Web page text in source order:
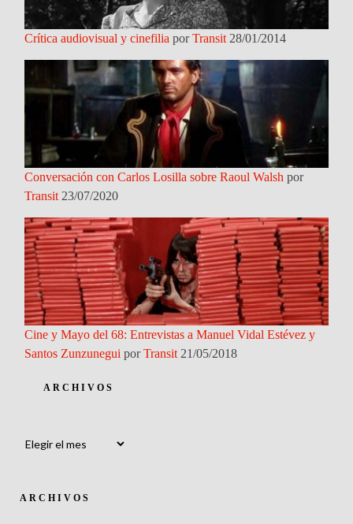
Crítica audiovisual y cinefilia porTransit 28/01/2014
Conversación con Carlos Losilla sobre Raoul Walsh por
Transit 23/07/2020
Cine y Mayo del 68: Entrevistas a Manuel Vidal Estévez y
Santos Zunzunegui porTransit 21/05/2018
ARCHIVOS
ARCHIVOS